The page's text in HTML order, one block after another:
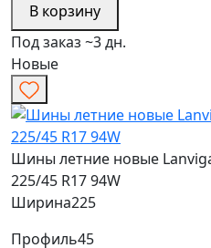
В корзину
Под заказ ~3 дн.
Новые
Шины летние новые
225/45 R17 94W
Ширина225
Профиль45